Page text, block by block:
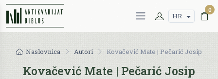
HR
0
Naslovnica Autori Kovačević Mate | Pečarić Josip
Kovačević Mate | Pečarić Josip